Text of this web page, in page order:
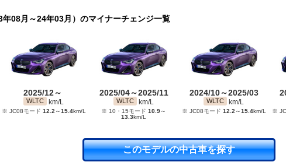
年08月～24年03月）のマイナーチェンジ一覧
2025/12～
WLTC km/L
※ JC08モード 12.2 ～15.4km/L
2025/04～2025/11
WLTC km/L
※ 10・15モード 10.9～
13.3km/L
2024/10～2025/03
WLTC km/L
※ JC08モード 12.2 ～15.4km/L ※
このモデルの中古車を探す